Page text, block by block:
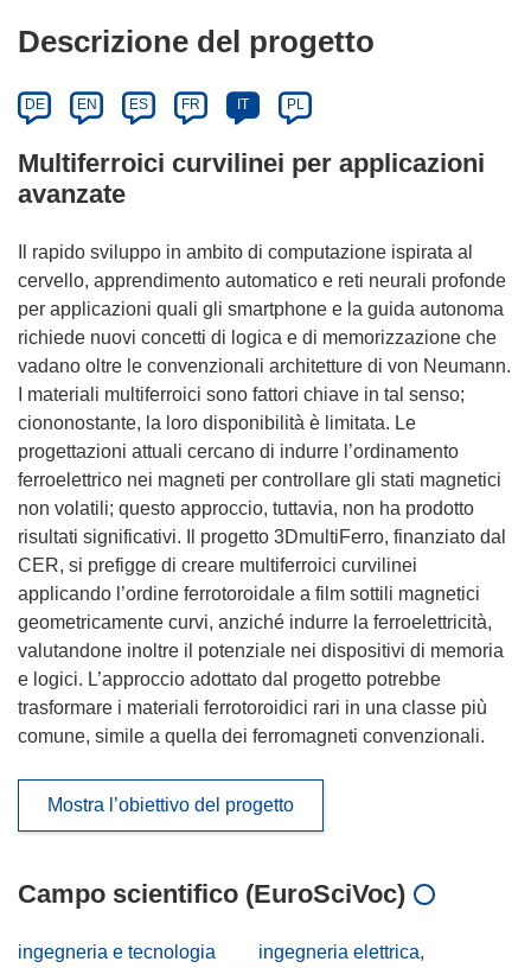
Descrizione del progetto
DE EN ES FR IT PL
Multiferroici curvilinei per applicazioni
avanzate
Il rapido sviluppo in ambito di computazione ispirata al
cervello, apprendimento automatico e reti neurali profonde
per applicazioni quali gli smartphone e la guida autonoma
richiede nuovi concetti di logica e di memorizzazione che
vadano oltre le convenzionali architetture di von Neumann.
I materiali multiferroici sono fattori chiave in tal senso;
ciononostante, la loro disponibilità è limitata. Le
progettazioni attuali cercano di indurre l’ordinamento
ferroelettrico nei magneti per controllare gli stati magnetici
non volatili; questo approccio, tuttavia, non ha prodotto
risultati significativi. Il progetto 3DmultiFerro, finanziato dal
CER, si prefigge di creare multiferroici curvilinei
applicando l’ordine ferrotoroidale a film sottili magnetici
geometricamente curvi, anziché indurre la ferroelettricità,
valutandone inoltre il potenziale nei dispositivi di memoria
e logici. L’approccio adottato dal progetto potrebbe
trasformare i materiali ferrotoroidici rari in una classe più
comune, simile a quella dei ferromagneti convenzionali.
Mostra l’obiettivo del progetto
Campo scientifico (EuroSciVoc)
ingegneria e tecnologia
ingegneria elettrica,